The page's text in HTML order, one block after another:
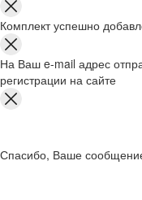
Комплект успешно
На Ваш e-mail адрес
регистрации на сайте
Спасибо, Ваше